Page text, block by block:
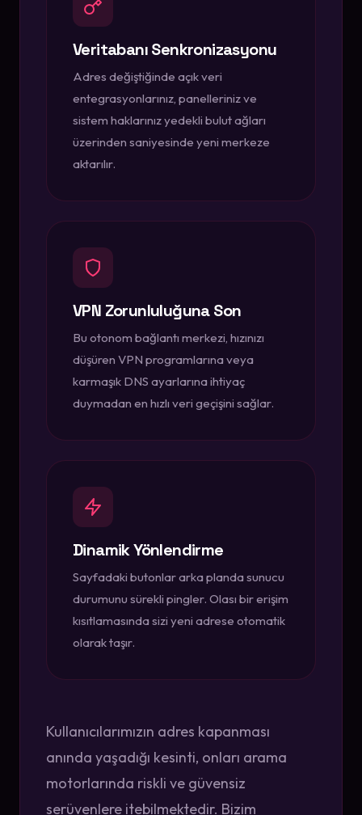
Veritabanı Senkronizasyonu
Adres değiştiğinde açık veri
entegrasyonlarınız, panelleriniz ve
sistem haklarınız yedekli bulut ağları
üzerinden saniyesinde yeni merkeze
aktarılır.
VPN Zorunluluğuna Son
Bu otonom bağlantı merkezi, hızınızı
düşüren VPN programlarına veya
karmaşık DNS ayarlarına ihtiyaç
duymadan en hızlı veri geçişini sağlar.
Dinamik Yönlendirme
Sayfadaki butonlar arka planda sunucu
durumunu sürekli pingler. Olası bir erişim
kısıtlamasında sizi yeni adrese otomatik
olarak taşır.
Kullanıcılarımızın adres kapanması
anında yaşadığı kesinti, onları arama
motorlarında riskli ve güvensiz
serüvenlere itebilmektedir. Bizim